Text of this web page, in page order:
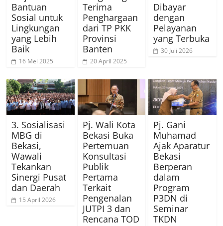
Bantuan
Sosial untuk
Lingkungan
yang Lebih
Baik
16 Mei 2025
Terima
Penghargaan
dari TP PKK
Provinsi
Banten
20 April 2025
Dibayar
dengan
Pelayanan
yang Terbuka
30 Juli 2026
3. Sosialisasi
MBG di
Bekasi,
Wawali
Tekankan
Sinergi Pusat
dan Daerah
15 April 2026
Pj. Wali Kota
Bekasi Buka
Pertemuan
Konsultasi
Publik
Pertama
Terkait
Pengenalan
JUTPI 3 dan
Rencana TOD
Pj. Gani
Muhamad
Ajak Aparatur
Bekasi
Berperan
dalam
Program
P3DN di
Seminar
TKDN